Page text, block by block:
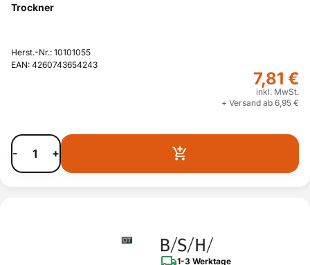
Trockner
Herst.-Nr.: 10101055
EAN: 4260743654243
7,81 €
inkl. MwSt.
+ Versand ab 6,95 €
- +
1-3 Werktage